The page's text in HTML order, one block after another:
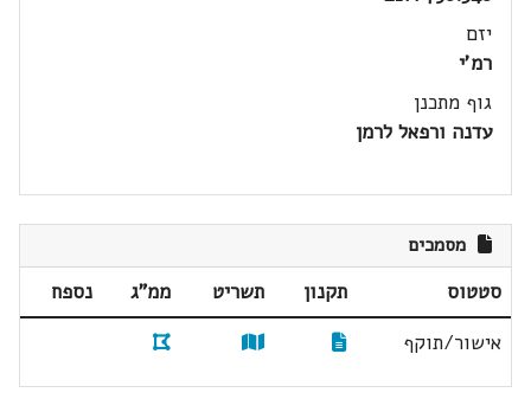
יזם
רמ'י
גוף מתכנן
עדנה ורפאל לרמן
מסמכים
סטטוס תקנון תשריט ממ"ג
נספח
אישור/תוקף